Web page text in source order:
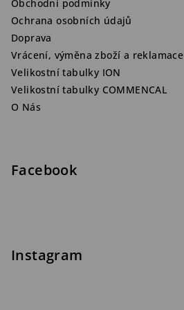
Obchodní podmínky
Ochrana osobních údajů
Doprava
Vrácení, výměna zboží a reklamace
Velikostní tabulky ION
Velikostní tabulky COMMENCAL
O Nás
Facebook
Instagram